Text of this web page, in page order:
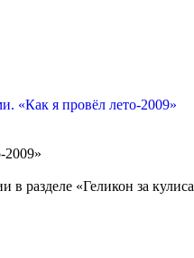
«Как я провёл лето-2009»
2009»
в разделе «Геликон за